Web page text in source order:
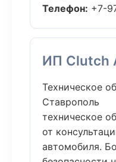
Телефон: +7-
ИП Clutch
Техническое
Ставрополь
техническое
от
автомобиля.